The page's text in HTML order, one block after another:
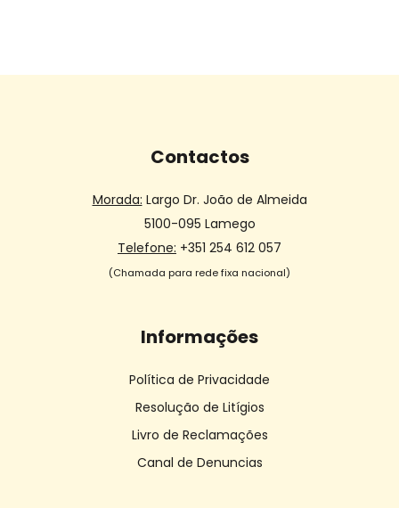
Contactos
Morada: Largo Dr. João de Almeida
5100-095 Lamego
Telefone: +351 254 612 057
(Chamada para rede fixa nacional)
Informações
Política de Privacidade
Resolução de Litígios
Livro de Reclamações
Canal de Denuncias